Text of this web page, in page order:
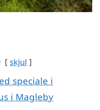
skjul
speciale i
i Magleby